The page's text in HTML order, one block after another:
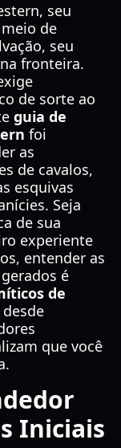
seu
de
seu
fronteira.
de sorte ao
guia de
foi
as
de cavalos,
esquivas
Seja
de sua
experiente
entender as
é
de
que você
Iniciais